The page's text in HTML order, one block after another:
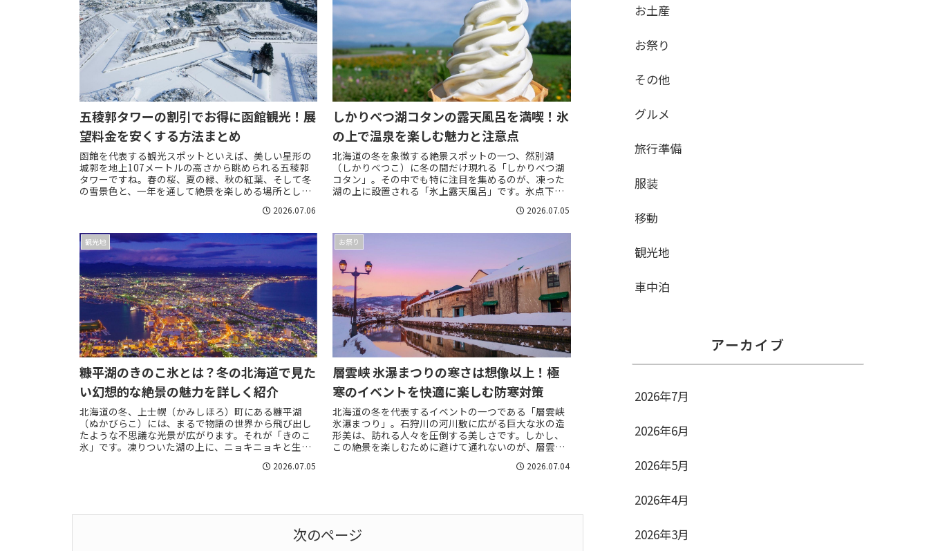
五稜郭タワーの割引でお得に函館観光！展
望料金を安くする方法まとめ
函館を代表する観光スポットといえば、美しい星形の
城郭を地上107メートルの高さから眺められる五稜郭
タワーですね。春の桜、夏の緑、秋の紅葉、そして冬
の雪景色と、一年を通して絶景を楽しめる場所として
2026.07.06
しかりべつ湖コタンの露天風呂を満喫！氷
の上で温泉を楽しむ魅力と注意点
北海道の冬を象徴する絶景スポットの一つ、然別湖
（しかりべつこ）に冬の間だけ現れる「しかりべつ湖
コタン」。その中でも特に注目を集めるのが、凍った
湖の上に設置される「氷上露天風呂」です。氷点下の
2026.07.05
観光地
糠平湖のきのこ氷とは？冬の北海道で見た
い幻想的な絶景の魅力を詳しく紹介
北海道の冬、上士幌（かみしほろ）町にある糠平湖
（ぬかびらこ）には、まるで物語の世界から飛び出し
たような不思議な光景が広がります。それが「きのこ
氷」です。凍りついた湖の上に、ニョキニョキと生え
2026.07.05
お祭り
層雲峡 氷瀑まつりの寒さは想像以上！極
寒のイベントを快適に楽しむ防寒対策
北海道の冬を代表するイベントの一つである「層雲峡
氷瀑まつり」。石狩川の河川敷に広がる巨大な氷の造
形美は、訪れる人々を圧倒する美しさです。しかし、
この絶景を楽しむために避けて通れないのが、層雲峡
2026.07.04
次のページ
お土産
お祭り
その他
グルメ
旅行準備
服装
移動
観光地
車中泊
アーカイブ
2026年7月
2026年6月
2026年5月
2026年4月
2026年3月